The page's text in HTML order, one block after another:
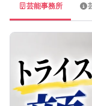
芸能事務所